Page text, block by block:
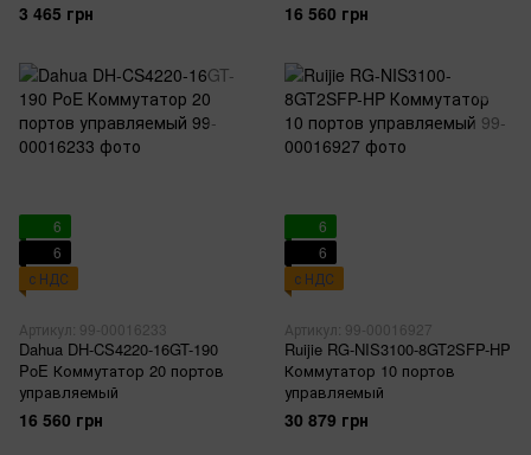
3 465 грн 16 560 грн
6
6
с НДС
Артикул: 99-00016233
Dahua DH-CS4220-16GT-190
PoE Коммутатор 20 портов
управляемый
16 560 грн
6
6
с НДС
Артикул: 99-00016927
Ruijie RG-NIS3100-8GT2SFP-HP
Коммутатор 10 портов
управляемый
30 879 грн